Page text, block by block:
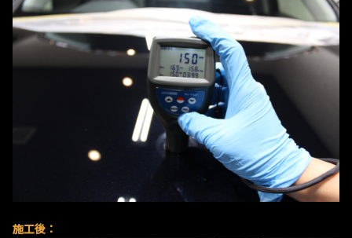
施工後：